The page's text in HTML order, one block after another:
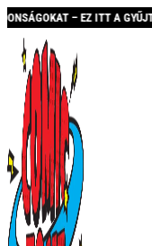
ZÓNÁJA, AHOL